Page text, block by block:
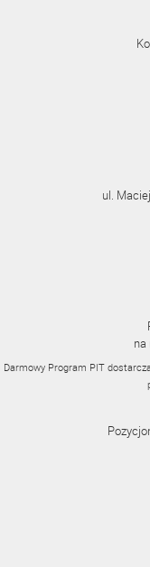
ul.
na
Darmowy Program PIT